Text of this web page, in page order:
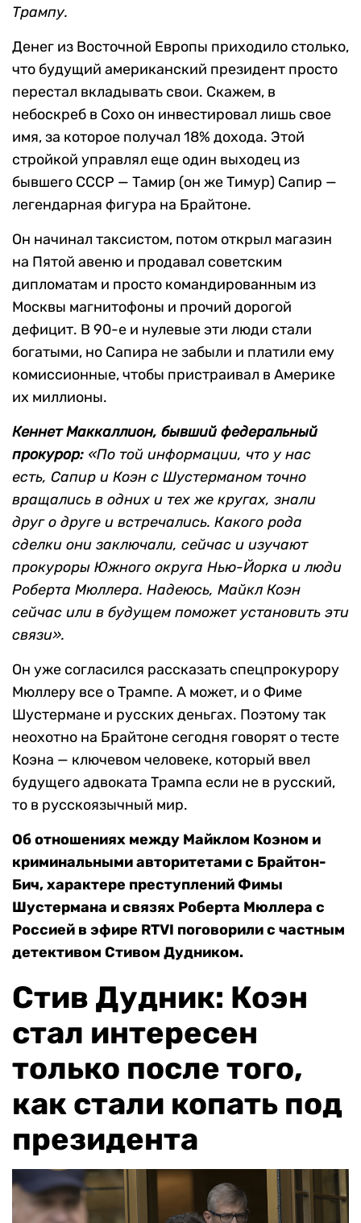
Трампу.
Денег из Восточной Европы приходило столько,
что будущий американский президент просто
перестал вкладывать свои. Скажем, в
небоскреб в Сохо он инвестировал лишь свое
имя, за которое получал 18% дохода. Этой
стройкой управлял еще один выходец из
бывшего СССР — Тамир (он же Тимур) Сапир —
легендарная фигура на Брайтоне.
Он начинал таксистом, потом открыл магазин
на Пятой авеню и продавал советским
дипломатам и просто командированным из
Москвы магнитофоны и прочий дорогой
дефицит. В 90-е и нулевые эти люди стали
богатыми, но Сапира не забыли и платили ему
комиссионные, чтобы пристраивал в Америке
их миллионы.
Кеннет Маккаллион, бывший федеральный
прокурор: «По той информации, что у нас
есть, Сапир и Коэн с Шустерманом точно
вращались в одних и тех же кругах, знали
друг о друге и встречались. Какого рода
сделки они заключали, сейчас и изучают
прокуроры Южного округа Нью-Йорка и люди
Роберта Мюллера. Надеюсь, Майкл Коэн
сейчас или в будущем поможет установить эти
связи».
Он уже согласился рассказать спецпрокурору
Мюллеру все о Трампе. А может, и о Фиме
Шустермане и русских деньгах. Поэтому так
неохотно на Брайтоне сегодня говорят о тесте
Коэна — ключевом человеке, который ввел
будущего адвоката Трампа если не в русский,
то в русскоязычный мир.
Об отношениях между Майклом Коэном и
криминальными авторитетами с Брайтон-
Бич, характере преступлений Фимы
Шустермана и связях Роберта Мюллера с
Россией в эфире RTVI поговорили с частным
детективом Стивом Дудником.
Стив Дудник: Коэн
стал интересен
только после того,
как стали копать под
президента